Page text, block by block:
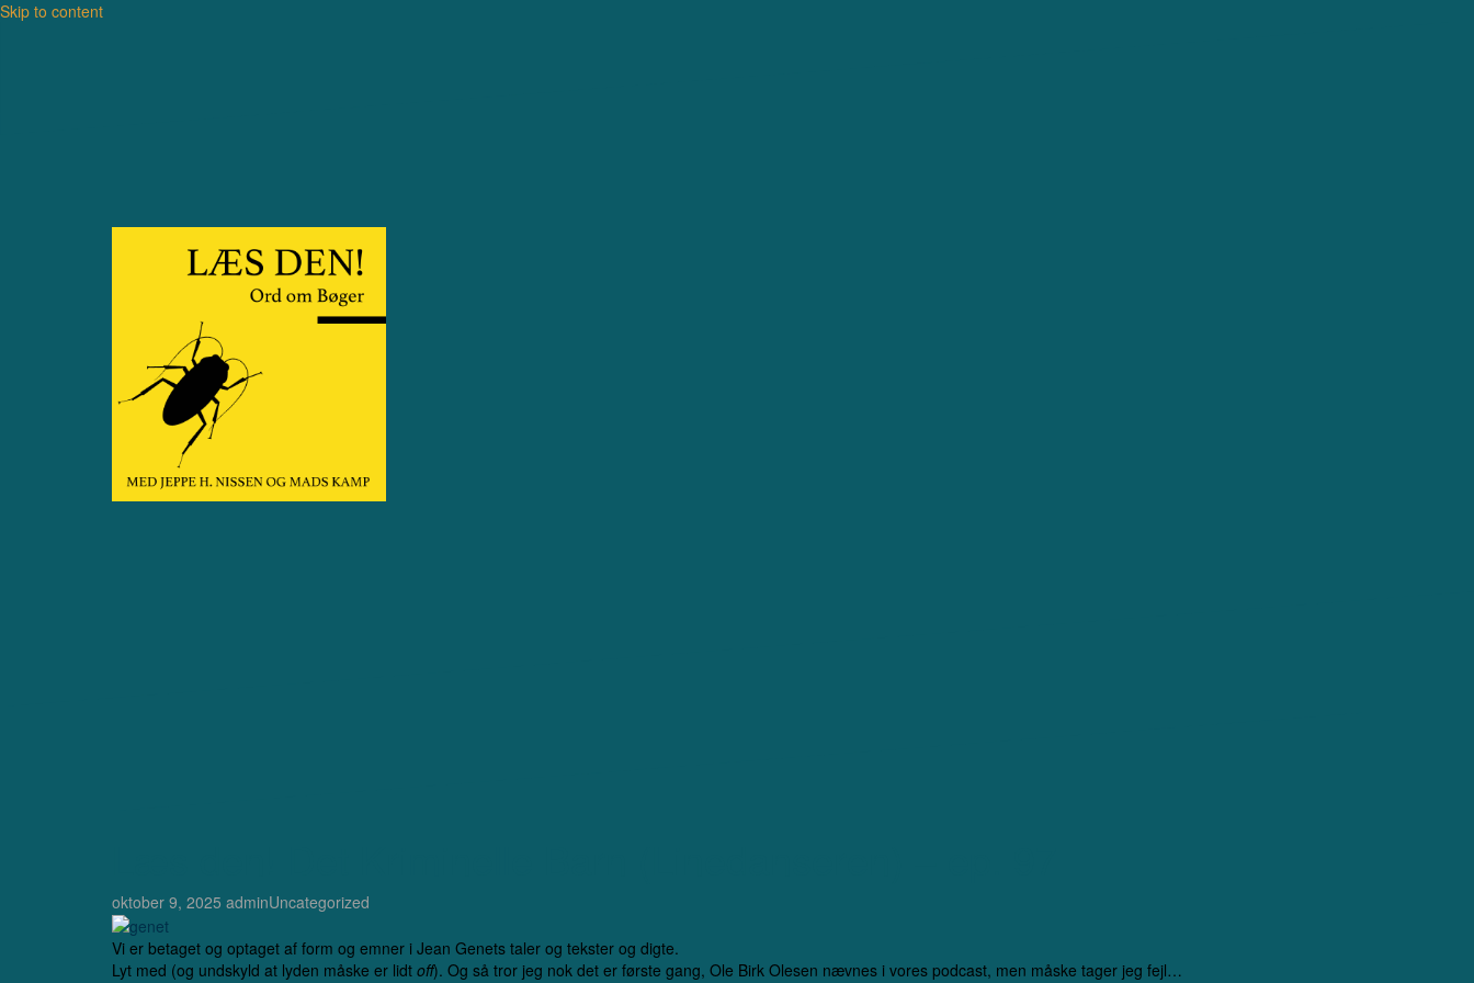
Skip to content
oktober 9, 2025 adminUncategorized
Vi er betaget og optaget af form og emner i Jean Genets taler og tekster og digte.
Lyt med (og undskyld at lyden måske er lidt off). Og så tror jeg nok det er første gang, Ole Birk Olesen nævnes i vores podcast, men måske tager jeg fejl…